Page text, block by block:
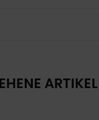
ARTIKEL